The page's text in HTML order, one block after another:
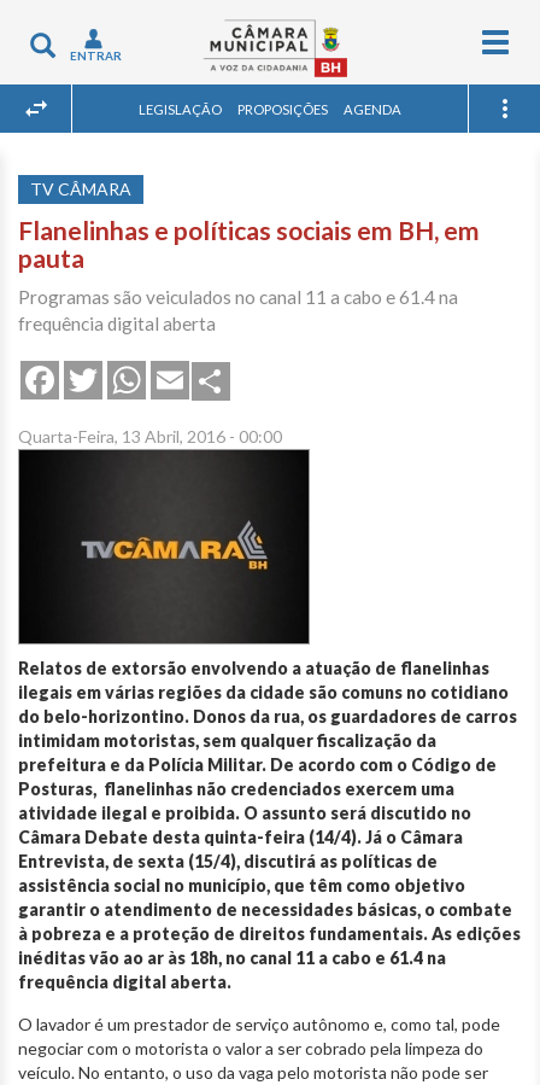
Toggle
navigation
ENTRAR
LEGISLAÇÃO PROPOSIÇÕES AGENDA
TV CÂMARA
Flanelinhas e políticas sociais em BH, em
pauta
Programas são veiculados no canal 11 a cabo e 61.4 na
frequência digital aberta
FacebookTwitterWhatsApp
Email
Quarta-Feira, 13 Abril, 2016 - 00:00
Relatos de extorsão envolvendo a atuação de flanelinhas
ilegais em várias regiões da cidade são comuns no cotidiano
do belo-horizontino. Donos da rua, os guardadores de carros
intimidam motoristas, sem qualquer fiscalização da
prefeitura e da Polícia Militar. De acordo com o Código de
Posturas, flanelinhas não credenciados exercem uma
atividade ilegal e proibida. O assunto será discutido no
Câmara Debate desta quinta-feira (14/4). Já o Câmara
Entrevista, de sexta (15/4), discutirá as políticas de
assistência social no município, que têm como objetivo
garantir o atendimento de necessidades básicas, o combate
à pobreza e a proteção de direitos fundamentais. As edições
inéditas vão ao ar às 18h, no canal 11 a cabo e 61.4 na
frequência digital aberta.
O lavador é um prestador de serviço autônomo e, como tal, pode
negociar com o motorista o valor a ser cobrado pela limpeza do
veículo. No entanto, o uso da vaga pelo motorista não pode ser